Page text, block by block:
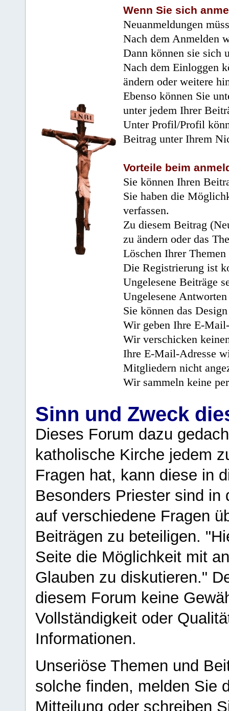
Wenn Sie sich
Neuanmeldungen
Nach dem Anmelden
Dann können sie sich
Nach dem Einloggen
ändern oder weitere
Ebenso können Sie
unter jedem Ihrer
Unter Profil/Profil
Beitrag unter Ihrem
Vorteile beim
Sie können Ihren
Sie haben die
verfassen.
Zu diesem Beitrag
zu ändern oder das
Löschen Ihrer
Die Registrierung ist
Ungelesene Beiträge
Ungelesene
Sie können das
Wir geben Ihre E-
Wir verschicken
Ihre E-Mail-Adresse
Mitgliedern nicht
Wir sammeln keine
Sinn und Zweck
Dieses Forum dazu
katholische Kirche jedem
Fragen hat, kann diese in
Besonders Priester sind in
auf verschiedene Fragen
Beiträgen zu beteiligen.
Seite die Möglichkeit mit
Glauben zu diskutieren."
diesem Forum keine
Vollständigkeit oder
Informationen.
Unseriöse Themen und
solche finden, melden Sie
Mitteilung oder schreiben